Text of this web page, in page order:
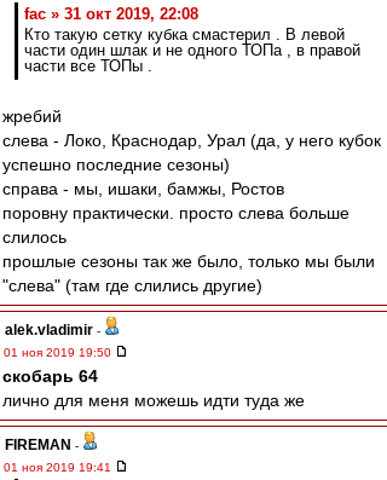
fac » 31 окт 2019, 22:08
Кто такую сетку кубка смастерил . В левой
части один шлак и не одного ТОПа , в правой
части все ТОПы .
жребий
слева - Локо, Краснодар, Урал (да, у него кубок
успешно последние сезоны)
справа - мы, ишаки, бамжы, Ростов
поровну практически. просто слева больше
слилось
прошлые сезоны так же было, только мы были
"слева" (там где слились другие)
alek.vladimir -
01 ноя 2019 19:50
скобарь 64
лично для меня можешь идти туда же
FIREMAN -
01 ноя 2019 19:41